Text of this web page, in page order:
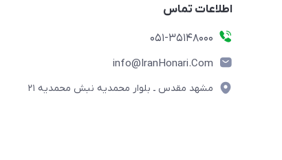
اطلاعات تماس
۰۵۱-۳۵۱۴۸۰۰۰
info@IranHonari.Com
مشهد مقدس ـ بلوار محمدیه نبش محمدیه ۲۱